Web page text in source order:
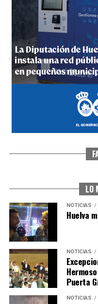
4º DÍA DE LAS
hace 6 días·Huelvatv
SEXTA CORRIDA DE
6º DÍA DE LAS
LO
NOTICIAS
Huelva
NOTICIAS
Puerta
NOTICIAS